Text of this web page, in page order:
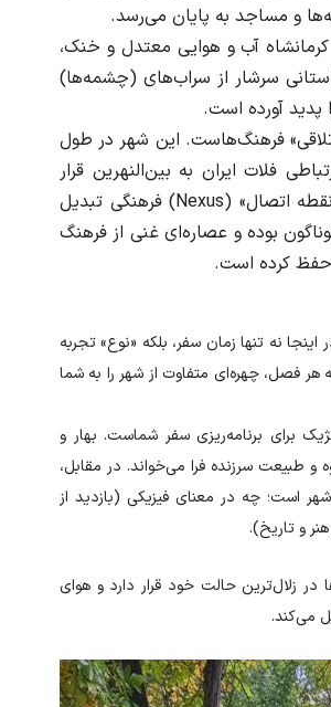
و مساجد به پایان می‌رسد.
کرمانشاه آب و هوایی معتدل و خنک،
سرشار از سراب‌های (چشمه‌ها)
پدید آورده است.
فرهنگ‌هاست. این شهر در طول
فلات ایران به بین‌النهرین قرار
اتصال» (Nexus)
فرهنگی تبدیل
بوده و عصاره‌ای غنی از فرهنگ
حفظ کرده است.
نه تنها زمان سفر، بلکه «نوع» تجربه
فصل، چهره‌ای متفاوت از شهر را به شما
برای برنامه‌ریزی سفر شماست. بهار و
و طبیعت سرزنده فرا می‌خواند. در مقابل،
است؛ چه در معنای فیزیکی (بازدید از
و تاریخ).
زلال‌ترین حالت خود قرار دارد و هوای
می‌کند.